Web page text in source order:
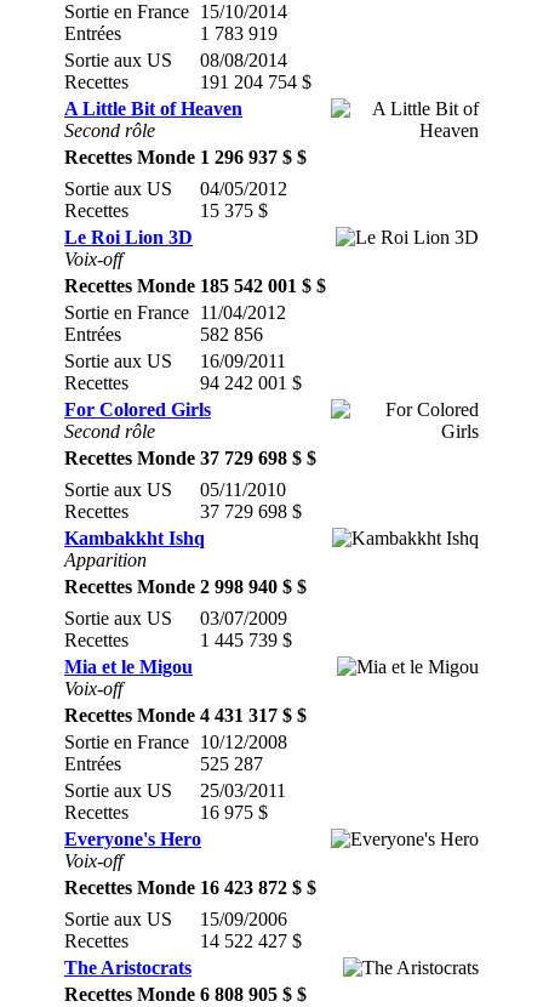
Sortie en France
Entrées
15/10/2014
1 783 919
Sortie aux US
Recettes
08/08/2014
191 204 754 $
A Little Bit of Heaven
Second rôle
Recettes Monde 1 296 937 $ $
Sortie aux US
Recettes
04/05/2012
15 375 $
Le Roi Lion 3D
Voix-off
Recettes Monde 185 542 001 $ $
Sortie en France
Entrées
11/04/2012
582 856
Sortie aux US
Recettes
16/09/2011
94 242 001 $
For Colored Girls
Second rôle
Recettes Monde 37 729 698 $ $
Sortie aux US
Recettes
05/11/2010
37 729 698 $
Kambakkht Ishq
Apparition
Recettes Monde 2 998 940 $ $
Sortie aux US
Recettes
03/07/2009
1 445 739 $
Mia et le Migou
Voix-off
Recettes Monde 4 431 317 $ $
Sortie en France
Entrées
10/12/2008
525 287
Sortie aux US
Recettes
25/03/2011
16 975 $
Everyone's Hero
Voix-off
Recettes Monde 16 423 872 $ $
Sortie aux US
Recettes
15/09/2006
14 522 427 $
The Aristocrats
Recettes Monde 6 808 905 $ $